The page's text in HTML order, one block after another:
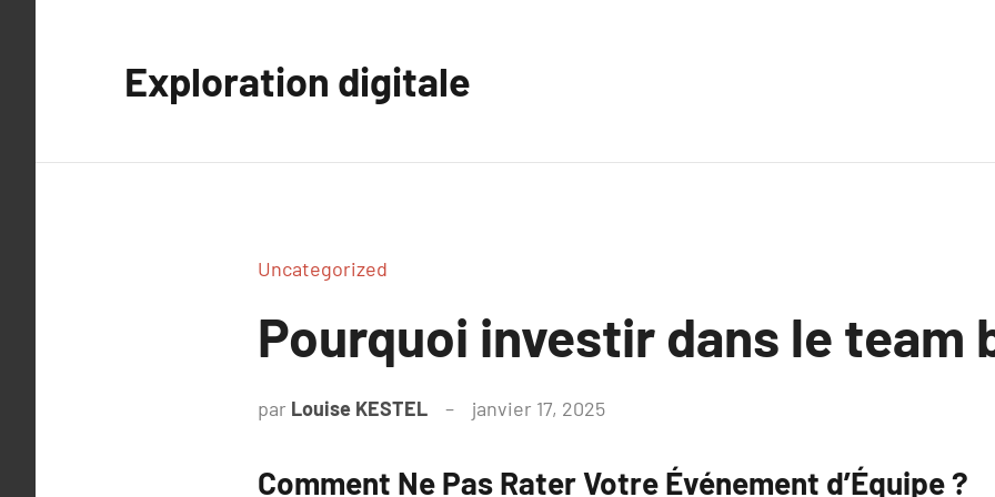
Exploration digitale
Uncategorized
Pourquoi investir dans le team
par Louise KESTEL janvier 17, 2025
Comment Ne Pas Rater Votre Événement d’Équipe ?